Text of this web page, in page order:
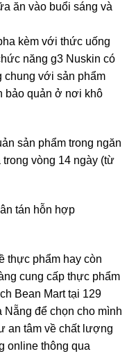
ăn vào buổi sáng và
kèm với thức uống
năng g3 Nuskin có
chung với sản phẩm
bảo quản ở nơi khô
sản phẩm trong ngăn
vòng 14 ngày (từ
tán hỗn hợp
thực phẩm hay còn
cung cấp thực phẩm
Bean Mart tại 129
để chọn cho mình
an tâm về chất lượng
online thông qua